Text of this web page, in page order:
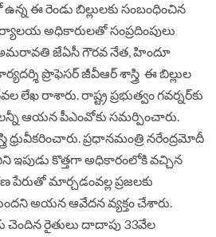
ఉన్న ఈ రెండు బిల్లులకు సంబంధించిన
అధికారులతో సంప్రదింపులు
అమరావతి జేఏసీ గౌరవ నేత, హిందూ
ప్రొఫెసర్‌ జీవీఆర్‌ శాస్త్రి ఈ బిల్లుల
లేఖ రాశారు. రాష్ట్ర ప్రభుత్వం గవర్నర్‌కు
ఆయన పీఎంవోకు సమర్పించారు.
ప్రధానమంత్రి నరేంద్రమోదీ
ఇపుడు కొత్తగా అధికారంలోకి వచ్చిన
పేరుతో మార్చడంవల్ల ప్రజలకు
అయన ఆవేదన వ్యక్తం చేశారు.
రైతులు దాదాపు 33వేల